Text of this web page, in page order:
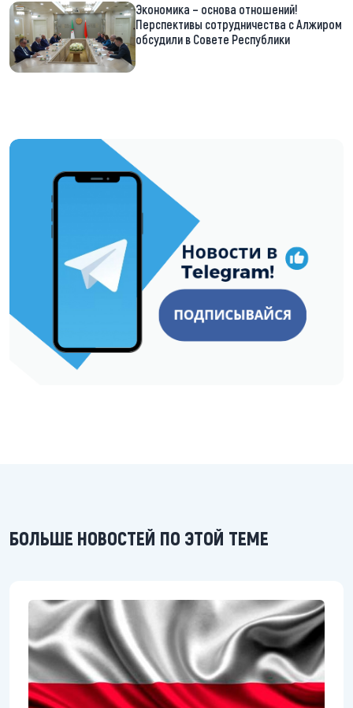
Экономика – основа отношений!
Перспективы сотрудничества с Алжиром
обсудили в Совете Республики
https://t.me/minskctvby
БОЛЬШЕ НОВОСТЕЙ ПО ЭТОЙ ТЕМЕ